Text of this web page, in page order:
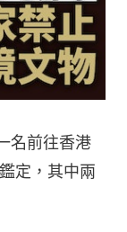
名前往香港
定，其中兩